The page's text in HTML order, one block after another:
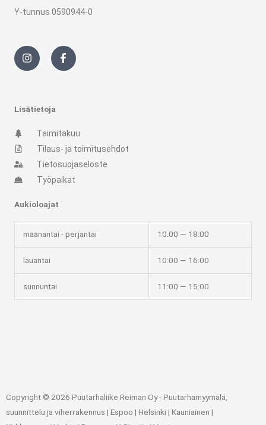
Y-tunnus 0590944-0
I
n
s
t
r
a
F
a
c
e
f
Lisätietoja
Taimitakuu
Tilaus- ja toimitusehdot
Tietosuojaseloste
Työpaikat
Aukioloajat
maanantai - perjantai 10:00 — 18:00
lauantai 10:00 — 16:00
sunnuntai 11:00 — 15:00
Copyright © 2026 Puutarhaliike Reiman Oy - Puutarhamyymälä,
suunnittelu ja viherrakennus | Espoo | Helsinki | Kauniainen |